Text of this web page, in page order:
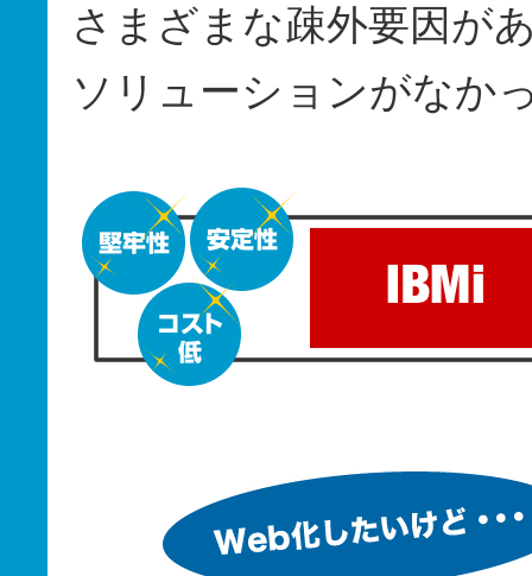
さまざまな疎外要因が
ソリューションがなか